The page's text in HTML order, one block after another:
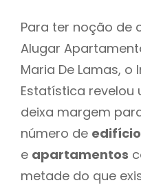
Para ter noção de
Alugar
Maria De Lamas,
Estatística revelou
deixa margem
número de
e apartamentos
metade do que